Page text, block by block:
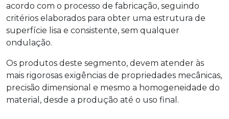
acordo com o processo de fabricação, seguindo
critérios elaborados para obter uma estrutura de
superfície lisa e consistente, sem qualquer
ondulação.
Os produtos deste segmento, devem atender às
mais rigorosas exigências de propriedades mecânicas,
precisão dimensional e mesmo a homogeneidade do
material, desde a produção até o uso final.